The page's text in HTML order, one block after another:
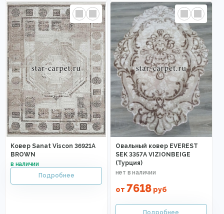
Ковер Sanat Viscon 36921A
BROWN
Овальный ковер EVEREST
SEK 3357A VIZIONBEIGE
(Турция)
от 7618руб